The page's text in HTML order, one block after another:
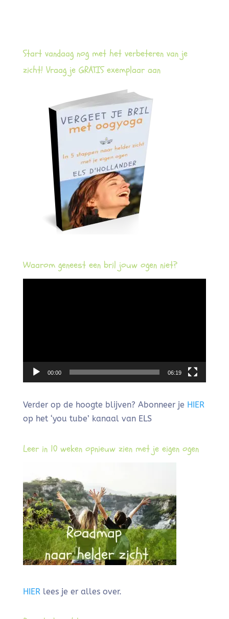
Start vandaag nog met het verbeteren van je
zicht! Vraag je GRATIS exemplaar aan
Waarom geneest een bril jouw ogen niet?
00:00 06:19
Verder op de hoogte blijven? Abonneer je HIER
op het ‘you tube’ kanaal van ELS
Leer in 10 weken opnieuw zien met je eigen ogen
HIER lees je er alles over.